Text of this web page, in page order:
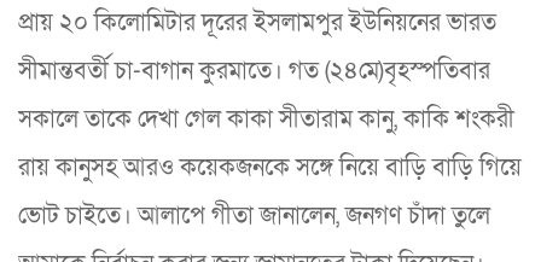
প্রায় ২০ কিলোমিটার দূরের ইসলামপুর ইউনিয়নের ভারত
সীমান্তবর্তী চা-বাগান কুরমাতে। গত (২৪মে)বৃহস্পতিবার
সকালে তাকে দেখা গেল কাকা সীতারাম কানু, কাকি শংকরী
রায় কানুসহ আরও কয়েকজনকে সঙ্গে নিয়ে বাড়ি বাড়ি গিয়ে
ভোট চাইতে। আলাপে গীতা জানালেন, জনগণ চাঁদা তুলে